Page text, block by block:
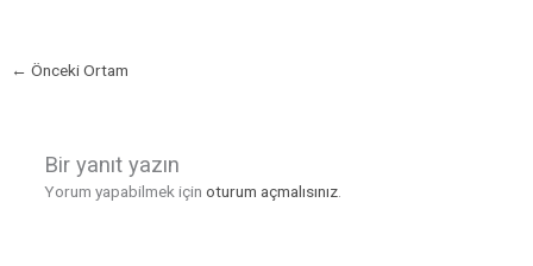
← Önceki Ortam
Bir yanıt yazın
Yorum yapabilmek için oturum açmalısınız.